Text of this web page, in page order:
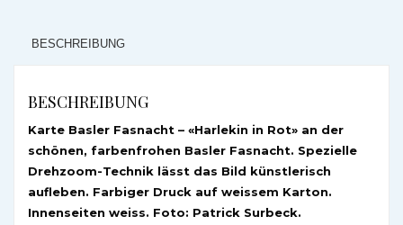
BESCHREIBUNG
BESCHREIBUNG
Karte Basler Fasnacht – «Harlekin in Rot» an der
schönen, farbenfrohen Basler Fasnacht. Spezielle
Drehzoom-Technik lässt das Bild künstlerisch
aufleben. Farbiger Druck auf weissem Karton.
Innenseiten weiss. Foto: Patrick Surbeck.